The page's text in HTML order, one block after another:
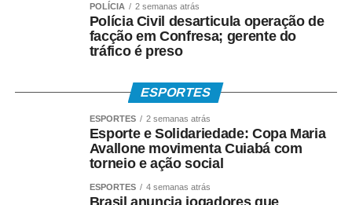
POLÍCIA 2 semanas atrás
Polícia Civil desarticula operação de
facção em Confresa; gerente do
tráfico é preso
ESPORTES
ESPORTES 2 semanas atrás
Esporte e Solidariedade: Copa Maria
Avallone movimenta Cuiabá com
torneio e ação social
ESPORTES 4 semanas atrás
Brasil anuncia jogadores que